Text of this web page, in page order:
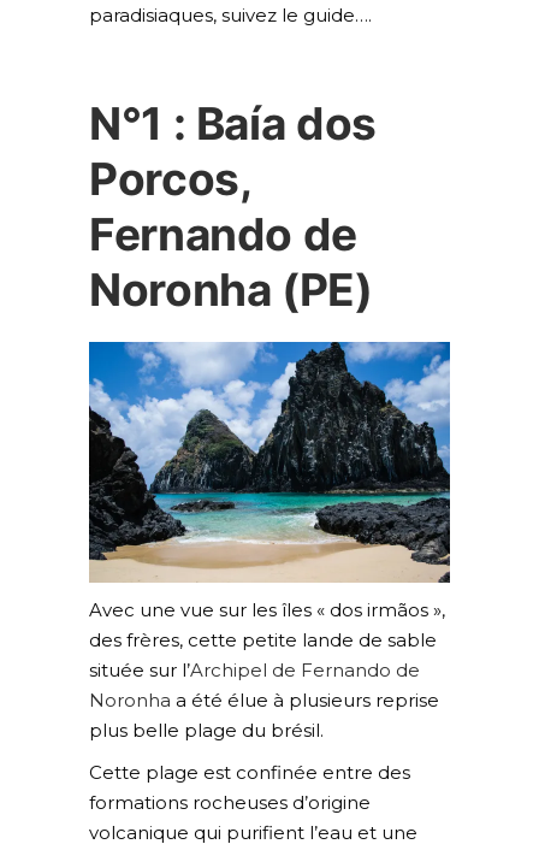
paradisiaques, suivez le guide….
N°1 : Baía dos
Porcos,
Fernando de
Noronha (PE)
Avec une vue sur les îles « dos irmãos »,
des frères, cette petite lande de sable
située sur l’Archipel de Fernando de
Noronha a été élue à plusieurs reprise
plus belle plage du brésil.
Cette plage est confinée entre des
formations rocheuses d’origine
volcanique qui purifient l’eau et une